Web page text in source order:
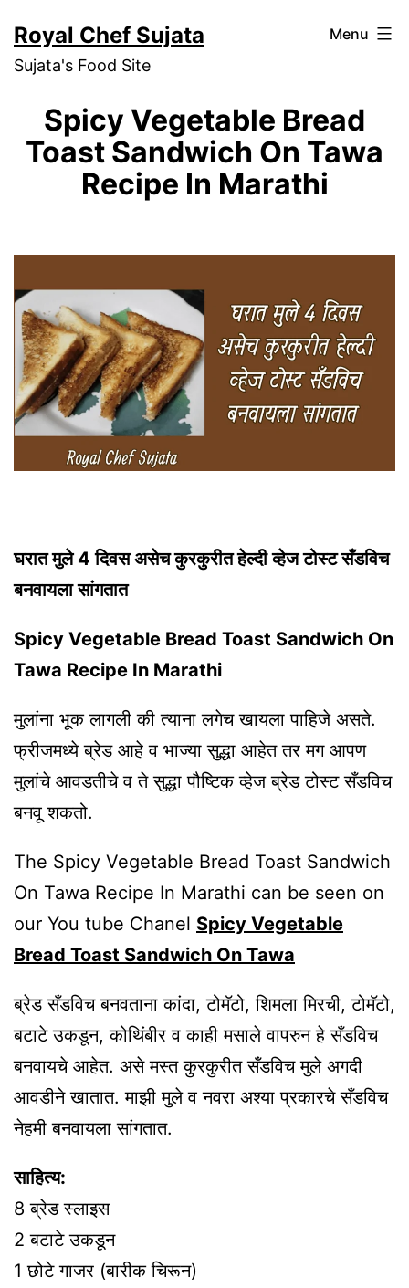
to
content
Royal Chef Sujata
Sujata's Food Site
Menu
Spicy Vegetable Bread
Toast Sandwich On Tawa
Recipe In Marathi
घरात मुले 4 दिवस असेच कुरकुरीत हेल्दी व्हेज टोस्ट सँडविच
बनवायला सांगतात
Spicy Vegetable Bread Toast Sandwich On
Tawa Recipe In Marathi
मुलांना भूक लागली की त्याना लगेच खायला पाहिजे असते.
फ्रीजमध्ये ब्रेड आहे व भाज्या सुद्धा आहेत तर मग आपण
मुलांचे आवडतीचे व ते सुद्धा पौष्टिक व्हेज ब्रेड टोस्ट सँडविच
बनवू शकतो.
The Spicy Vegetable Bread Toast Sandwich
On Tawa Recipe In Marathi can be seen on
our You tube Chanel Spicy Vegetable
Bread Toast Sandwich On Tawa
ब्रेड सँडविच बनवताना कांदा, टोमॅटो, शिमला मिरची, टोमॅटो,
बटाटे उकडून, कोथिंबीर व काही मसाले वापरुन हे सँडविच
बनवायचे आहेत. असे मस्त कुरकुरीत सँडविच मुले अगदी
आवडीने खातात. माझी मुले व नवरा अश्या प्रकारचे सँडविच
नेहमी बनवायला सांगतात.
साहित्य:
8 ब्रेड स्लाइस
2 बटाटे उकडून
1 छोटे गाजर (बारीक चिरून)